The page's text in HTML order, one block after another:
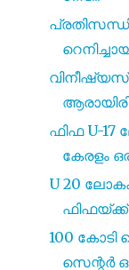
ഫിഫ U-17
കേരളം
U 20
100
സെന്റർ